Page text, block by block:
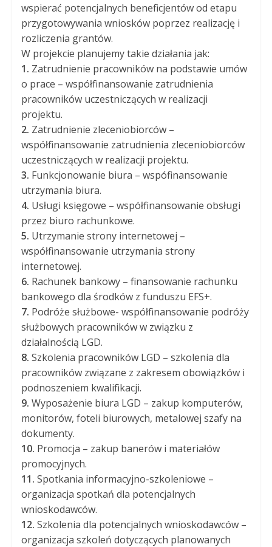
wspierać potencjalnych beneficjentów od etapu
przygotowywania wniosków poprzez realizację i
rozliczenia grantów.
W projekcie planujemy takie działania jak:
1. Zatrudnienie pracowników na podstawie umów
o prace – współfinansowanie zatrudnienia
pracowników uczestniczących w realizacji
projektu.
2. Zatrudnienie zleceniobiorców –
współfinansowanie zatrudnienia zleceniobiorców
uczestniczących w realizacji projektu.
3. Funkcjonowanie biura – wspófinansowanie
utrzymania biura.
4. Usługi księgowe – współfinansowanie obsługi
przez biuro rachunkowe.
5. Utrzymanie strony internetowej –
współfinansowanie utrzymania strony
internetowej.
6. Rachunek bankowy – finansowanie rachunku
bankowego dla środków z funduszu EFS+.
7. Podróże służbowe- współfinansowanie podróży
służbowych pracowników w związku z
działalnością LGD.
8. Szkolenia pracowników LGD – szkolenia dla
pracowników związane z zakresem obowiązków i
podnoszeniem kwalifikacji.
9. Wyposażenie biura LGD – zakup komputerów,
monitorów, foteli biurowych, metalowej szafy na
dokumenty.
10. Promocja – zakup banerów i materiałów
promocyjnych.
11. Spotkania informacyjno-szkoleniowe –
organizacja spotkań dla potencjalnych
wnioskodawców.
12. Szkolenia dla potencjalnych wnioskodawców –
organizacja szkoleń dotyczących planowanych